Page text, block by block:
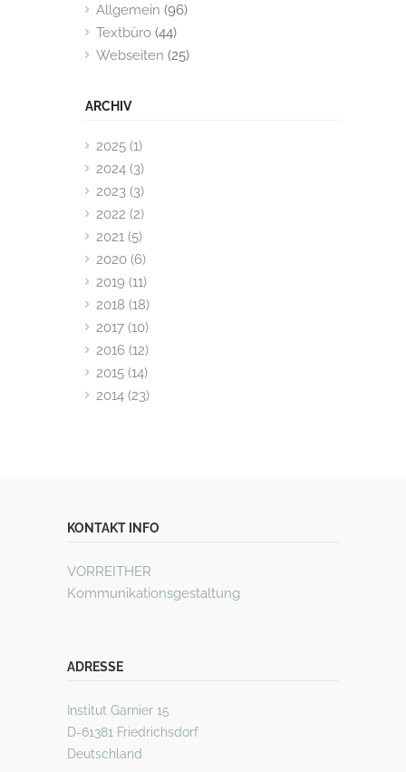
Allgemein (96)
Textbüro (44)
Webseiten (25)
ARCHIV
2025 (1)
2024 (3)
2023 (3)
2022 (2)
2021 (5)
2020 (6)
2019 (11)
2018 (18)
2017 (10)
2016 (12)
2015 (14)
2014 (23)
KONTAKT INFO
VORREITHER
Kommunikationsgestaltung
ADRESSE
Institut Garnier 15
D-61381 Friedrichsdorf
Deutschland